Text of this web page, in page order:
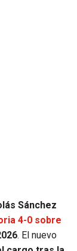
Sánchez
4-0 sobre
. El nuevo